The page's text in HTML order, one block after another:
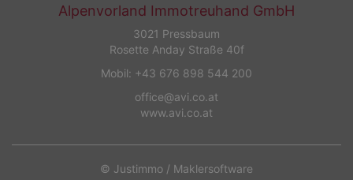
Alpenvorland Immotreuhand GmbH
3021 Pressbaum
Rosette Anday Straße 40f
Mobil: +43 676 898 544 200
office@avi.co.at
www.avi.co.at
© Justimmo / Maklersoftware